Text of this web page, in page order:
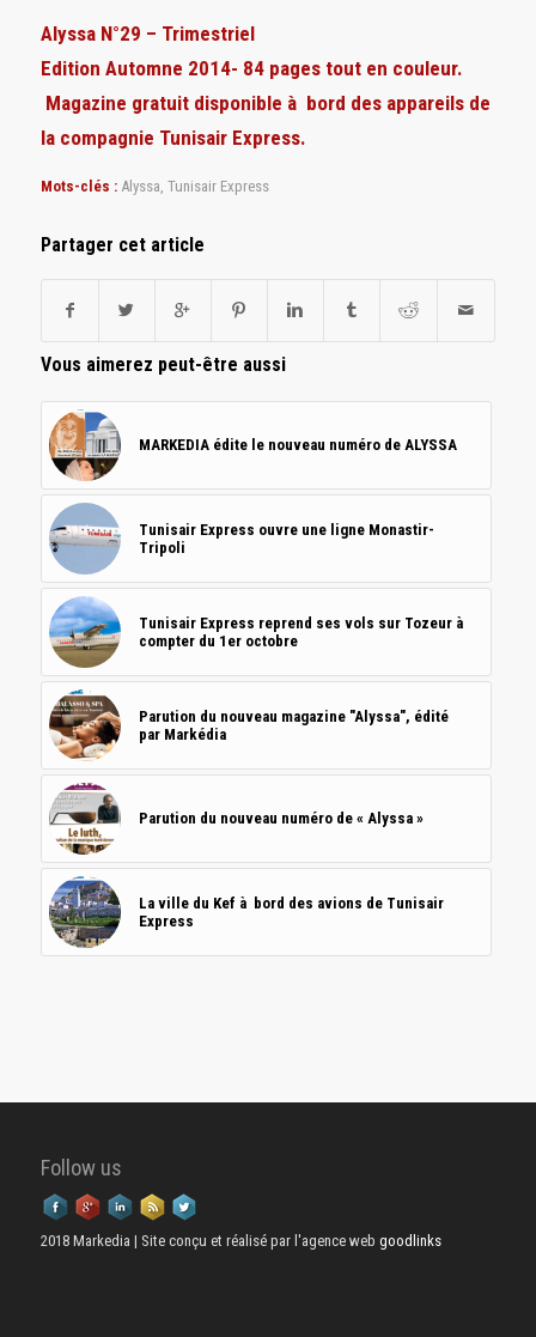
Alyssa N°29 – Trimestriel
Edition Automne 2014- 84 pages tout en couleur.
Magazine gratuit disponible à bord des appareils de
la compagnie Tunisair Express.
Mots-clés : Alyssa Tunisair Express
Partager cet article
Vous aimerez peut-être aussi
MARKEDIA édite le nouveau numéro de ALYSSA
Tunisair Express ouvre une ligne Monastir-
Tripoli
Tunisair Express reprend ses vols sur Tozeur à
compter du 1er octobre
Parution du nouveau magazine "Alyssa", édité
par Markédia
Parution du nouveau numéro de « Alyssa »
La ville du Kef à bord des avions de Tunisair
Express
Follow us
2018 Markedia | Site conçu et réalisé par l'agence web goodlinks